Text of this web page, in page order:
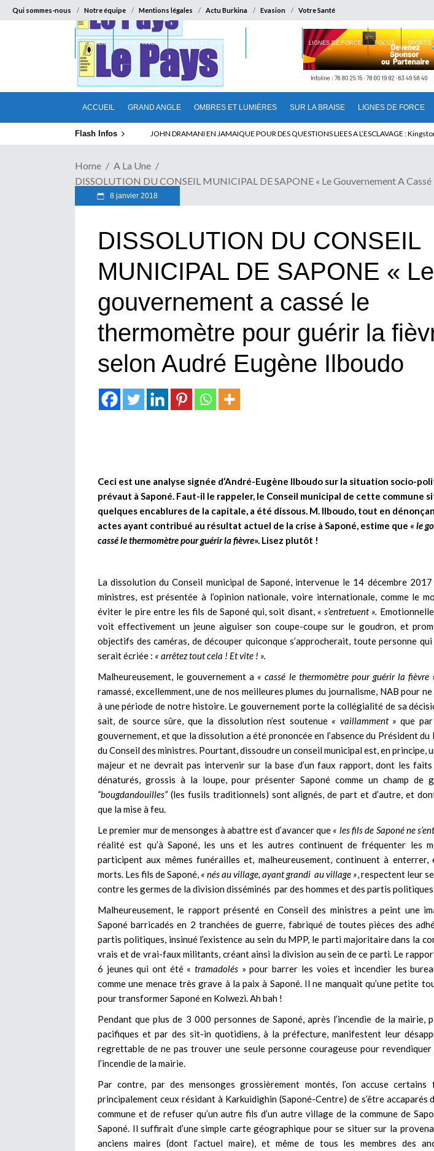
Qui sommes-nous Notre équipe Mentions légales Actu Burkina Evasion Votre Santé
ACCUEIL GRAND ANGLE OMBRES ET LUMIÈRES SUR LA BRAISE LIGNES DE FORCE
ACCUEIL GRAND ANGLE OMBRES ET LUMIÈRES LIGNES DE FORCE FOCUS SPORTS
Flash Infos JOHN DRAMANI EN JAMAIQUE POUR DES QUESTIONS LIEES A L’ESCLAVAGE :
Home
A La Une
DISSOLUTION DU CONSEIL MUNICIPAL DE SAPONE « Le Gouvernement A
8 janvier 2018
DISSOLUTION DU CONSEIL
MUNICIPAL DE SAPONE « Le
gouvernement a cassé le
thermomètre pour guérir la
selon Audré Eugène Ilboudo
Ceci est une analyse signée d’André-Eugène Ilboudo sur la situation socio-
prévaut à Saponé. Faut-il le rappeler, le Conseil municipal de cette commune
quelques encablures de la capitale, a été dissous. M. Ilboudo, tout en
actes ayant contribué au résultat actuel de la crise à Saponé, estime que « le
cassé le thermomètre pour guérir la fièvre». Lisez plutôt !
La dissolution du Conseil municipal de Saponé, intervenue le 14 décembre
ministres, est présentée à l’opinion nationale, voire internationale, comme le
éviter le pire entre les fils de Saponé qui, soit disant, « s’entretuent ».
voit effectivement un jeune aiguiser son coupe-coupe sur le goudron, et
objectifs des caméras, de découper quiconque s’approcherait, toute personne
serait écriée : « arrêtez tout cela ! Et vite ! ».
Malheureusement, le gouvernement a « cassé le thermomètre pour guérir la fièvre
ramassé, excellemment, une de nos meilleures plumes du journalisme, NAB pour ne
à une période de notre histoire. Le gouvernement porte la collégialité de sa
sait, de source sûre, que la dissolution n’est soutenue « vaillamment » que
gouvernement, et que la dissolution a été prononcée en l’absence du Président du
du Conseil des ministres. Pourtant, dissoudre un conseil municipal est, en principe,
majeur et ne devrait pas intervenir sur la base d’un faux rapport, dont les
dénaturés, grossis à la loupe, pour présenter Saponé comme un champ de
“bougdandouilles” (les fusils traditionnels) sont alignés, de part et d’autre, et
que la mise à feu.
Le premier mur de mensonges à abattre est d’avancer que « les fils de Saponé ne
réalité est qu’à Saponé, les uns et les autres continuent de fréquenter les
participent aux mêmes funérailles et, malheureusement, continuent à enterrer,
morts. Les fils de Saponé, « nés au village, ayant grandi au village », respectent leur
contre les germes de la division disséminés par des hommes et des partis
Malheureusement, le rapport présenté en Conseil des ministres a peint une
Saponé barricadés en 2 tranchées de guerre, fabriqué de toutes pièces des
partis politiques, insinué l’existence au sein du MPP, le parti majoritaire dans la
vrais et de vrai-faux militants, créant ainsi la division au sein de ce parti. Le
6 jeunes qui ont été «tramadolés » pour barrer les voies et incendier les
comme une menace très grave à la paix à Saponé. Il ne manquait qu’une petite
pour transformer Saponé en Kolwezi. Ah bah !
Pendant que plus de 3 000 personnes de Saponé, après l’incendie de la mairie,
pacifiques et par des sit-in quotidiens, à la préfecture, manifestent leur
regrettable de ne pas trouver une seule personne courageuse pour
l’incendie de la mairie.
Par contre, par des mensonges grossièrement montés, l’on accuse certains
principalement ceux résidant à Karkuidighin (Saponé-Centre) de s’être accaparés
commune et de refuser qu’un autre fils d’un autre village de la commune de
Saponé. Il suffirait d’une simple carte géographique pour se situer sur la
anciens maires (dont l’actuel maire), et même de tous les membres des